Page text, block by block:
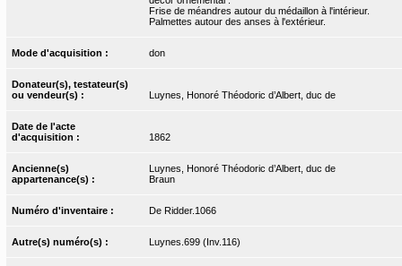
Frise de méandres autour du médaillon à l'intérieur.
Palmettes autour des anses à l'extérieur.
Mode d'acquisition : don
Donateur(s), testateur(s)
ou vendeur(s) :
Luynes, Honoré Théodoric d’Albert, duc de
Date de l'acte
d'acquisition :
1862
Ancienne(s)
appartenance(s) :
Luynes, Honoré Théodoric d’Albert, duc de
Braun
Numéro d'inventaire : De Ridder.1066
Autre(s) numéro(s) : Luynes.699 (Inv.116)